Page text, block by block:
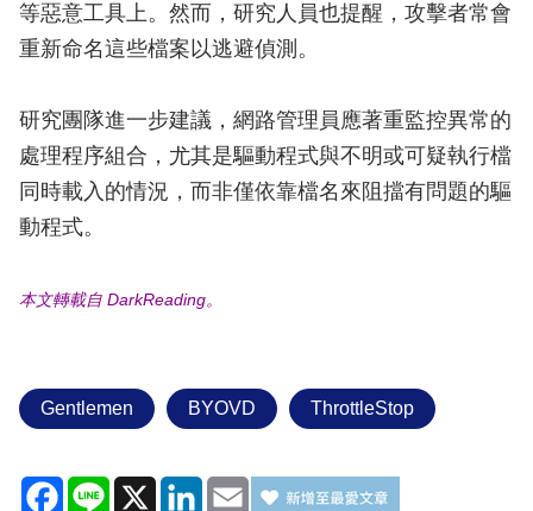
等惡意工具上。然而，研究人員也提醒，攻擊者常會
重新命名這些檔案以逃避偵測。
研究團隊進一步建議，網路管理員應著重監控異常的
處理程序組合，尤其是驅動程式與不明或可疑執行檔
同時載入的情況，而非僅依靠檔名來阻擋有問題的驅
動程式。
本文轉載自 DarkReading。
Gentlemen BYOVD ThrottleStop
Facebook
Line X LinkedIn
Email